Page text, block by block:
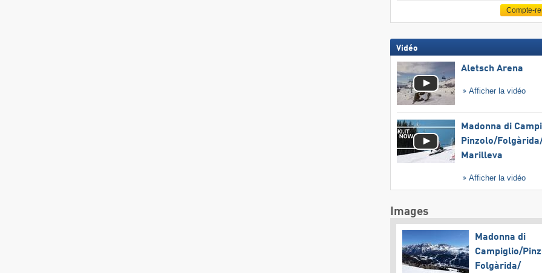
Compte-
Vidéo
Aletsch Arena
Afficher la vidéo
Madonna di
Pinzolo/​
Marilleva
Afficher la vidéo
Images
Madonna di
Campiglio/​
Folgàrida/​